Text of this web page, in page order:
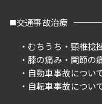
交通事故治療
むちうち
頸椎捻
膝の痛み
関節の
自動車事故につい
自転車事故につい